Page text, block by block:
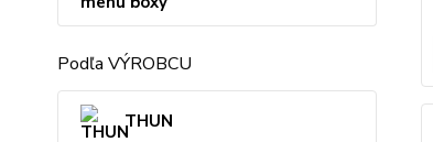
Podľa VÝROBCU
THUN